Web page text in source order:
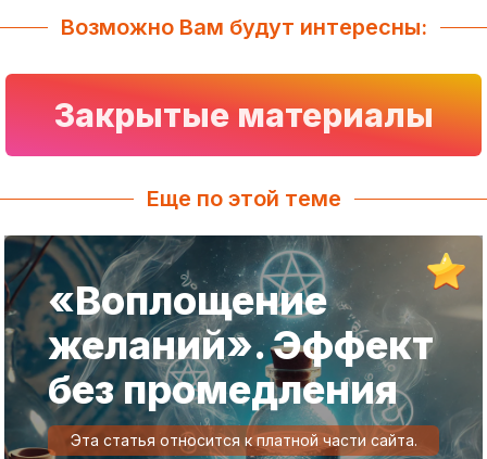
Возможно Вам будут интересны:
Закрытые материалы
Еще по этой теме
«Воплощение
желаний». Эффект
без промедления
Эта статья относится к платной части сайта.